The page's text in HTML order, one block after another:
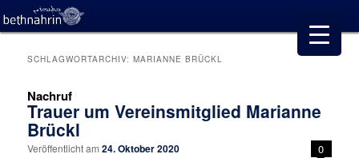
SCHLAGWORTARCHIV:MARIANNE BRÜCKL
Nachruf
Trauer um Vereinsmitglied Marianne
Brückl
Veröffentlicht am24. Oktober 2020 0